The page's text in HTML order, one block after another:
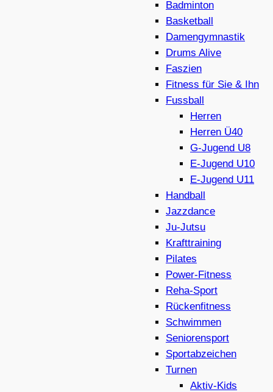
Badminton
Basketball
Damengymnastik
Drums Alive
Faszien
Fitness für Sie & Ihn
Fussball
Herren
Herren Ü40
G-Jugend U8
E-Jugend U10
E-Jugend U11
Handball
Jazzdance
Ju-Jutsu
Krafttraining
Pilates
Power-Fitness
Reha-Sport
Rückenfitness
Schwimmen
Seniorensport
Sportabzeichen
Turnen
Aktiv-Kids